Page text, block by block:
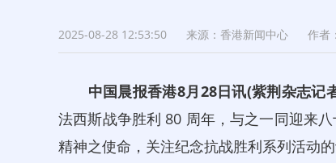
2025-08-28 12:53:50 来源：香港新闻中心 作者
中国晨报香港8月28日讯(紫荆杂志记
法西斯战争胜利 80 周年，与之一同迎来
精神之使命，关注纪念抗战胜利系列活动